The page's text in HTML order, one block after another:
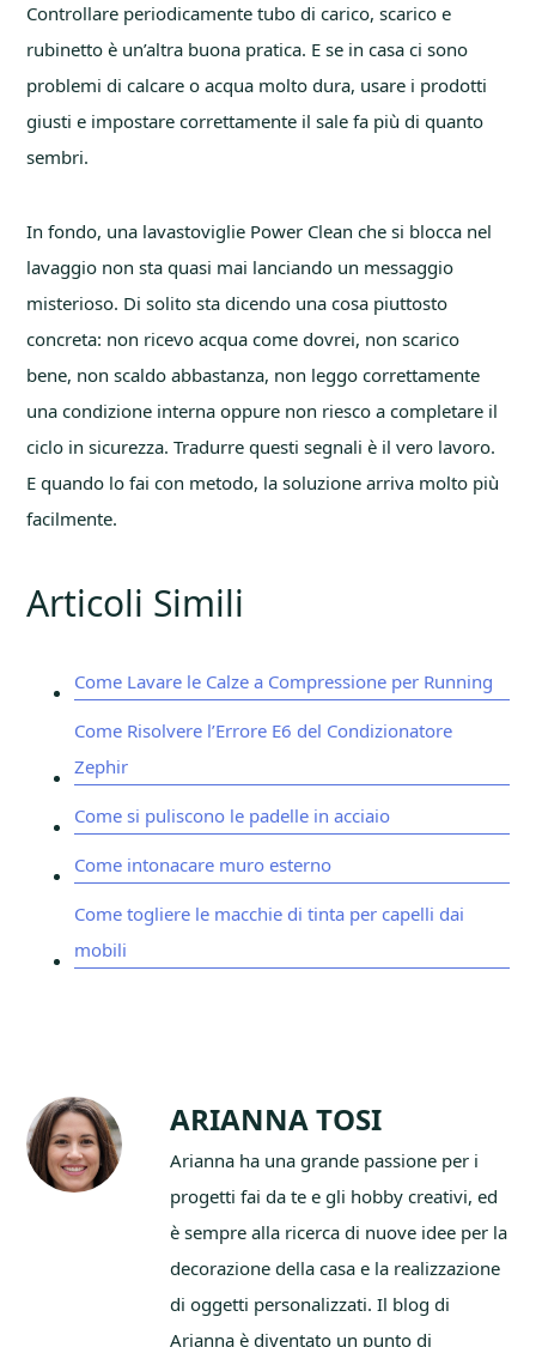
Controllare periodicamente tubo di carico, scarico e
rubinetto è un’altra buona pratica. E se in casa ci sono
problemi di calcare o acqua molto dura, usare i prodotti
giusti e impostare correttamente il sale fa più di quanto
sembri.
In fondo, una lavastoviglie Power Clean che si blocca nel
lavaggio non sta quasi mai lanciando un messaggio
misterioso. Di solito sta dicendo una cosa piuttosto
concreta: non ricevo acqua come dovrei, non scarico
bene, non scaldo abbastanza, non leggo correttamente
una condizione interna oppure non riesco a completare il
ciclo in sicurezza. Tradurre questi segnali è il vero lavoro.
E quando lo fai con metodo, la soluzione arriva molto più
facilmente.
Articoli Simili
Come Lavare le Calze a Compressione per Running
Come Risolvere l’Errore E6 del Condizionatore
Zephir
Come si puliscono le padelle in acciaio
Come intonacare muro esterno
Come togliere le macchie di tinta per capelli dai
mobili
ARIANNA TOSI
Arianna ha una grande passione per i
progetti fai da te e gli hobby creativi, ed
è sempre alla ricerca di nuove idee per la
decorazione della casa e la realizzazione
di oggetti personalizzati. Il blog di
Arianna è diventato un punto di